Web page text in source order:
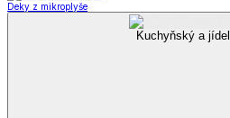
Deky z mikroplyše
Kuchyňský a